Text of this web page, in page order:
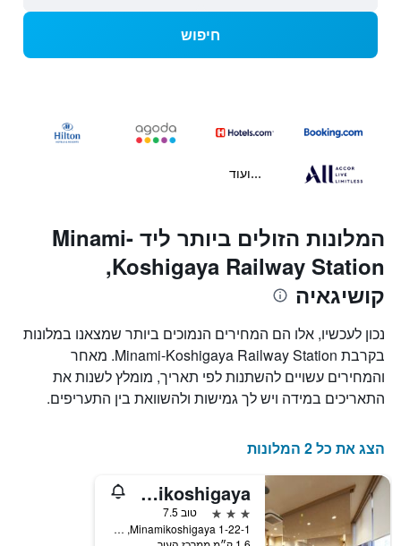
חיפוש
...ועוד
המלונות הזולים ביותר ליד Minami-
Koshigaya Railway Station,
קושיגאיה
נכון לעכשיו, אלו הם המחירים הנמוכים ביותר שמצאנו במלונות
בקרבת Minami-Koshigaya Railway Station. מאחר
והמחירים עשויים להשתנות לפי תאריך, מומלץ לשנות את
התאריכים במידה ויש לך גמישות ולהשוואת בין התעריפים.
הצג את כל 2 המלונות
Hotel Sunoak Minamikoshigaya
3 כוכבים
טוב 7.5
Minamikoshigaya 1-22-1, קושיגאיה, יפן